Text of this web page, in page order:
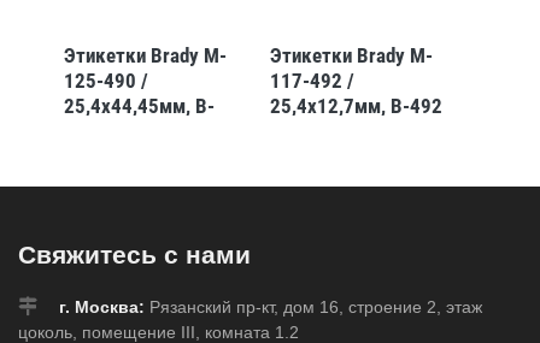
Этикетки Brady M-
125-490 /
25,4x44,45мм, B-
Этикетки Brady M-
117-492 /
25,4x12,7мм, B-492
Свяжитесь с нами
г. Москва: Рязанский пр-кт, дом 16, строение 2, этаж
цоколь, помещение III, комната 1.2